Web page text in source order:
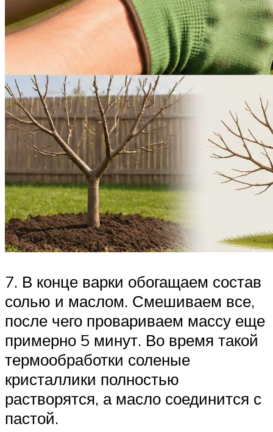
7. В конце варки обогащаем состав
солью и маслом. Смешиваем все,
после чего провариваем массу еще
примерно 5 минут. Во время такой
термообработки соленые
кристаллики полностью
растворятся, а масло соединится с
пастой.